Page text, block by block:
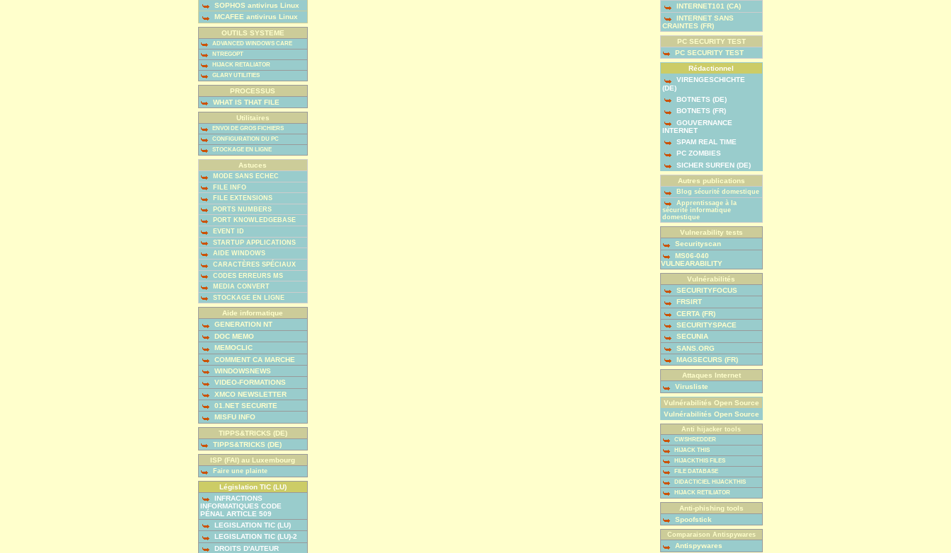
SOPHOS antivirus Linux
MCAFEE antivirus Linux
OUTILS SYSTEME
ADVANCED WINDOWS CARE
NTREGOPT
HIJACK RETALIATOR
GLARY UTILITIES
PROCESSUS
WHAT IS THAT FILE
Utilitaires
ENVOI DE GROS FICHIERS
CONFIGURATION DU PC
STOCKAGE EN LIGNE
Astuces
MODE SANS ECHEC
FILE INFO
FILE EXTENSIONS
PORTS NUMBERS
PORT KNOWLEDGEBASE
EVENT ID
STARTUP APPLICATIONS
AIDE WINDOWS
CARACTÈRES SPÉCIAUX
CODES ERREURS MS
MEDIA CONVERT
STOCKAGE EN LIGNE
Aide informatique
GENERATION NT
DOC MEMO
MEMOCLIC
COMMENT CA MARCHE
WINDOWSNEWS
VIDEO-FORMATIONS
XMCO NEWSLETTER
01.NET SECURITE
MISFU INFO
TIPPS&TRICKS (DE)
TIPPS&TRICKS (DE)
ISP (FAI) au Luxembourg
Faire une plainte
Législation TIC (LU)
INFRACTIONS
INFORMATIQUES CODE
PÉNAL ARTICLE 509
LEGISLATION TIC (LU)
LEGISLATION TIC (LU)-2
DROITS D'AUTEUR
INTERNET101 (CA)
INTERNET SANS
CRAINTES (FR)
PC SECURITY TEST
PC SECURITY TEST
Rédactionnel
VIRENGESCHICHTE
(DE)
BOTNETS (DE)
BOTNETS (FR)
GOUVERNANCE
INTERNET
SPAM REAL TIME
PC ZOMBIES
SICHER SURFEN (DE)
Autres publications
Blog sécurité domestique
Apprentissage à la
sécurité informatique
domestique
Vulnerability tests
Securityscan
MS06-040
VULNEARABILITY
Vulnérabilités
SECURITYFOCUS
FRSIRT
CERTA (FR)
SECURITYSPACE
SECUNIA
SANS.ORG
MAGSECURS (FR)
Attaques Internet
Virusliste
Vulnérabilités Open Source
Vulnérabilités Open Source
Anti hijacker tools
CWSHREDDER
HIJACK THIS
HIJACKTHIS FILES
FILE DATABASE
DIDACTICIEL HIJACKTHIS
HIJACK RETILIATOR
Anti-phishing tools
Spoofstick
Comparaison Antispywares
Antispywares